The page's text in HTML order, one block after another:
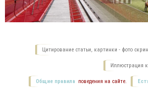
Цитирование статьи, картинки - фото
Иллюстрация к
Общие правила поведения на сайте.